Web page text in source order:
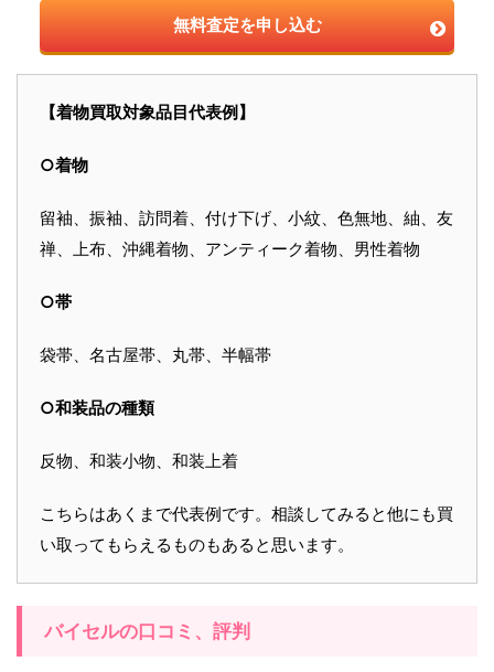
無料査定を申し込む
【着物買取対象品目代表例】
○着物
留袖、振袖、訪問着、付け下げ、小紋、色無地、紬、友
禅、上布、沖縄着物、アンティーク着物、男性着物
○帯
袋帯、名古屋帯、丸帯、半幅帯
○和装品の種類
反物、和装小物、和装上着
こちらはあくまで代表例です。相談してみると他にも買
い取ってもらえるものもあると思います。
バイセルの口コミ、評判